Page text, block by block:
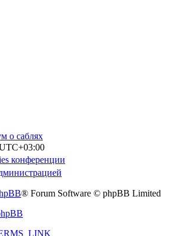
о саблях
конференции
® Forum Software © phpBB Limited